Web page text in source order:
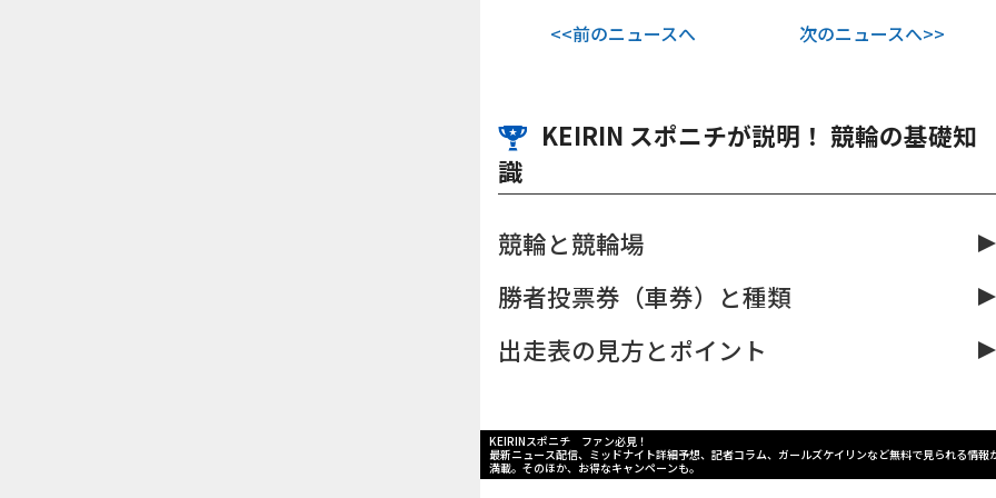
<<前のニュースへ 次のニュースへ>>
KEIRIN スポニチが説明！ 競輪の基礎知
識
競輪と競輪場
勝者投票券（車券）と種類
出走表の見方とポイント
KEIRINスポニチ ファン必見！
最新ニュース配信、ミッドナイト詳細予想、記者コラム、ガールズケイリンなど無料で見られる情報
満載。そのほか、お得なキャンペーンも。